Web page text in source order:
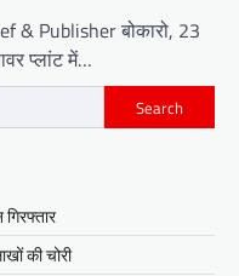
& Publisher बोकारो, 23
प्लांट में…
Search
की चोरी